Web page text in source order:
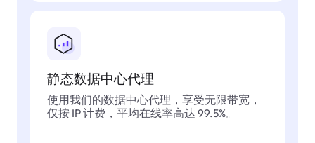
静态数据中心代理
使用我们的数据中心代理，享受无限带宽，
仅按 IP 计费，平均在线率高达 99.5%。